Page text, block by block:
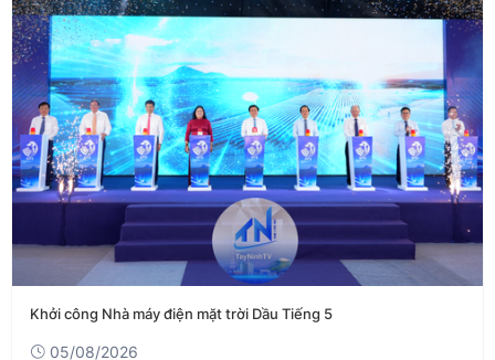
Khởi công Nhà máy điện mặt trời Dầu Tiếng 5
05/08/2026